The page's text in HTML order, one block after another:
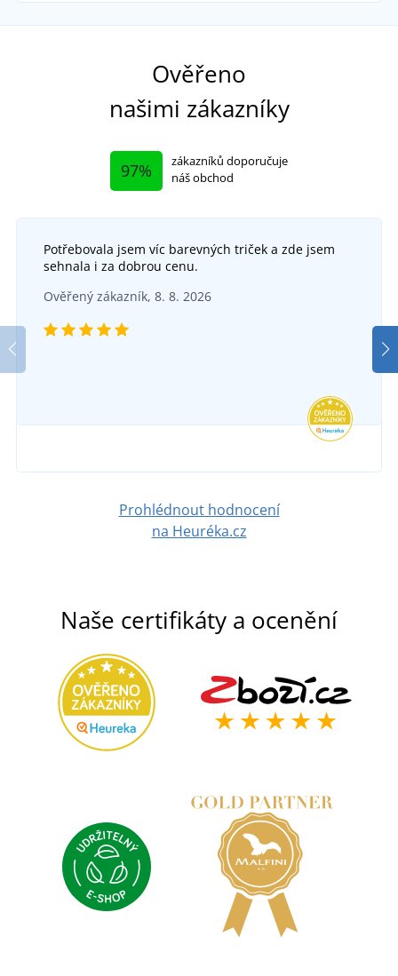
Pletená čepice s výšivkou Německý ovčák
Ověřeno
našimi zákazníky
97%
zákazníků doporučuje
náš obchod
Potřebovala jsem víc barevných triček a zde jsem
sehnala i za dobrou cenu.
Ověřený zákazník, 8. 8. 2026
Prohlédnout hodnocení
na Heuréka.cz
Naše certifikáty a ocenění